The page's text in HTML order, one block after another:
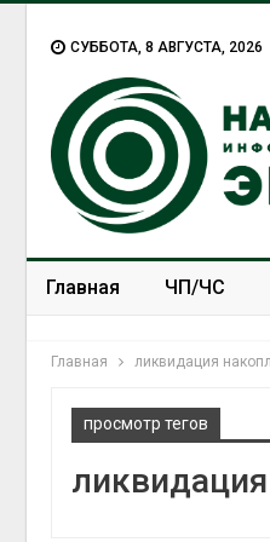
СУББОТА, 8 АВГУСТА, 2026
Главная ЧП/ЧС
Главная ликвидация
просмотр тегов